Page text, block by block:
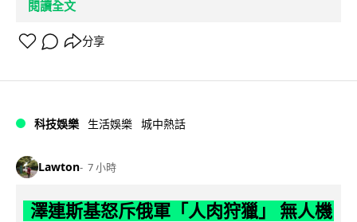
閱讀全文
分享
科技娛樂 生活娛樂 城中熱話
Lawton 7 小時
澤連斯基怒斥俄軍「人肉狩獵」 無人機